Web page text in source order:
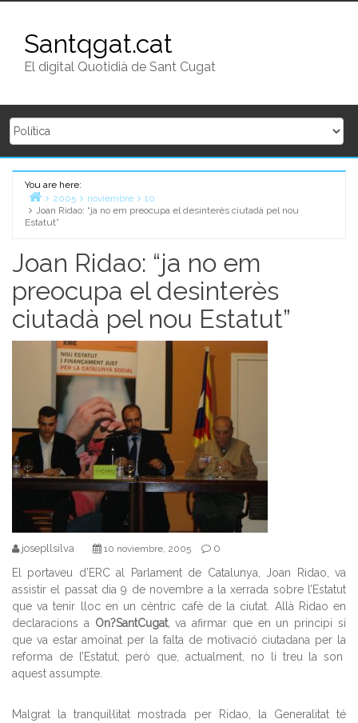
Santqgat.cat
El digital Quotidià de Sant Cugat
You are here:
Home
2005 noviembre
10
Joan Ridao: “ja no em preocupa el desinterès ciutadà pel nou
Estatut”
Joan Ridao: “ja no em
preocupa el desinterès
ciutadà pel nou Estatut”
josepllsilva 10 noviembre, 2005 0
El portaveu d’ERC al Parlament de Catalunya, Joan Ridao, va
assistir el passat dia 9 de novembre a la xerrada sobre l’Estatut
que va tenir lloc en un cèntric cafè de la ciutat. Allà Ridao en
declaracions a On?SantCugat, va afirmar que en un principi sí
que va estar amoïnat per la falta de motivació ciutadana per la
reforma de l’Estatut, però que, actualment, no li treu la son
aquest assumpte.
Malgrat la tranquil·litat mostrada per Ridao, la Generalitat té